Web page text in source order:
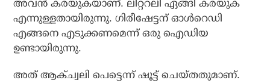
അവന്‍ കരയുകയാണ്. ലിറ്ററലി ഏങ്ങി കരയുക
എന്നുള്ളതായിരുന്നു. ഗിരീഷേട്ടന് ഓള്‍റെഡി
എങ്ങനെ എടുക്കണമെന്ന് ഒരു ഐഡിയ
ഉണ്ടായിരുന്നു.
അത് ആക്ച്വലി പെട്ടെന്ന് ഷൂട്ട് ചെയ്തതുമാണ്.